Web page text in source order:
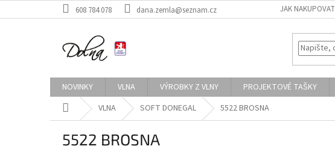
na
608 784 078 dana.zemla@seznam.cz JAK NAKUPOVAT
NOVINKY VLNA VÝROBKY Z VLNY PROJEKTOVÉ TAŠKY
Domů VLNA SOFT DONEGAL 5522 BROSNA
5522 BROSNA